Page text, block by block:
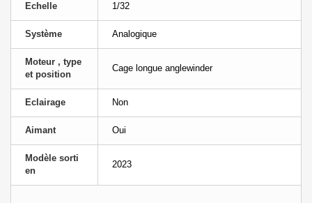
Echelle 1/32
Système Analogique
Moteur , type
et position
Cage longue anglewinder
Eclairage Non
Aimant Oui
Modèle sorti
en
2023